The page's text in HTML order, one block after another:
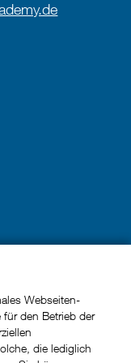
Webseiten-
für den Betrieb der
die lediglich